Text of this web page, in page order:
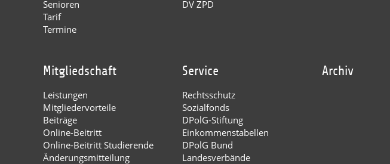
Senioren
Tarif
Termine
DV ZPD
Mitgliedschaft
Leistungen
Mitgliedervorteile
Beiträge
Online-Beitritt
Online-Beitritt Studierende
Änderungsmitteilung
Service
Rechtsschutz
Sozialfonds
DPolG-Stiftung
Einkommenstabellen
DPolG Bund
Landesverbände
Archiv